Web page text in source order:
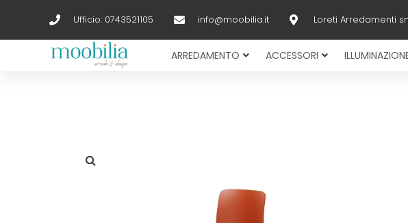
Ufficio: 0743521105 info@moobilia.it Loreti Arredamenti
ARREDAMENTO ACCESSORI